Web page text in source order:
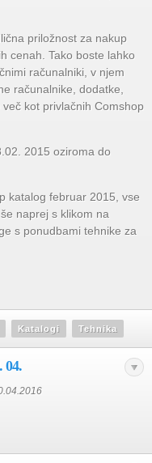
priložnost za nakup
cenah. Tako boste lahko
računalniki, v njem
računalnike, dodatke,
kot privlačnih Comshop
2015 oziroma do
katalog februar 2015, vse
naprej s klikom na
s ponudbami tehnike za
Katalogi Tehnika
04.